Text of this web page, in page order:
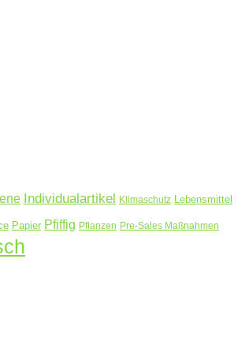
Individualartikel Klimaschutz Lebensmittel
Papier Pfiffig Pflanzen Pre-Sales Maßnahmen